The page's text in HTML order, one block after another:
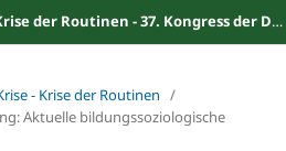
Routinen der Krise - Krise der Routinen - 37. Kongress der Deutschen Gesellschaft für Soziologie
- Krise der Routinen /
Aktuelle bildungssoziologische